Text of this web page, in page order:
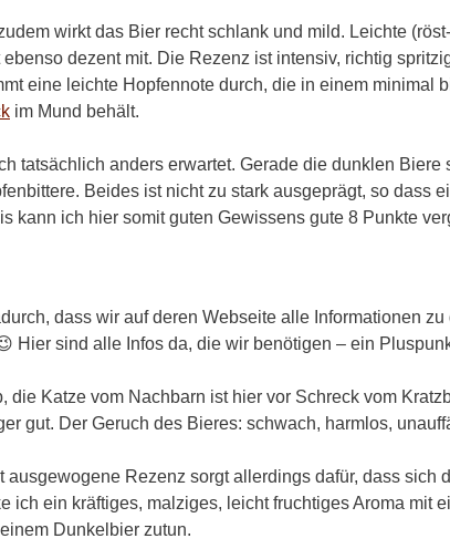
wirkt das Bier recht schlank und mild. Leichte
dezent mit. Die Rezenz ist intensiv, richtig
eine leichte Hopfennote durch, die in einem minimal
im Mund behält.
tatsächlich anders erwartet. Gerade die dunklen
Beides ist nicht zu stark ausgeprägt, so dass
kann ich hier somit guten Gewissens gute 8 Punkte
dass wir auf deren Webseite alle Informationen
Hier sind alle Infos da, die wir benötigen – ein
die Katze vom Nachbarn ist hier vor Schreck vom
gut. Der Geruch des Bieres: schwach, harmlos,
Rezenz sorgt allerdings dafür, dass sich
ich ein kräftiges, malziges, leicht fruchtiges Aroma mit
Dunkelbier zutun.